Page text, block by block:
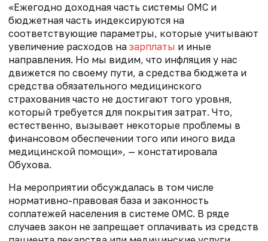
«Ежегодно доходная часть системы ОМС и
бюджетная часть индексируются на
соответствующие параметры, которые учитывают
увеличение расходов на зарплаты и иные
направления. Но мы видим, что инфляция у нас
движется по своему пути, а средства бюджета и
средства обязательного медицинского
страхования часто не достигают того уровня,
который требуется для покрытия затрат. Что,
естественно, вызывает некоторые проблемы в
финансовом обеспечении того или иного вида
медицинской помощи», — констатировала
Обухова.
На мероприятии обсуждалась в том числе
нормативно-правовая база и законность
соплатежей населения в системе ОМС. В ряде
случаев закон не запрещает оплачивать из средств